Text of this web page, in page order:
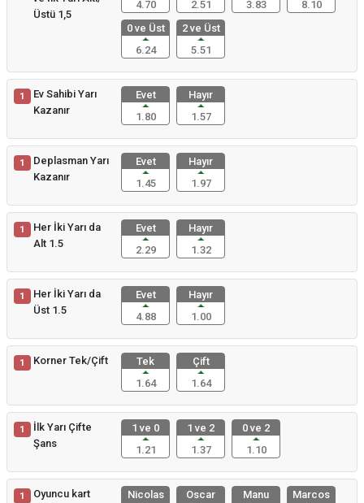
Üstü 1,5
4.70 2.51 3.83
8.10
0 ve Üst
6.24
2 ve Üst
5.51
1
Ev Sahibi Yarı
Kazanır
Evet
1.80
Hayır
1.57
1
Deplasman Yarı
Kazanır
Evet
1.45
Hayır
1.97
1
Her İki Yarı da
Alt 1.5
Evet
2.29
Hayır
1.32
1
Her İki Yarı da
Üst 1.5
Evet
4.88
Hayır
1.00
1 Korner Tek/Çift
Tek
1.64
Çift
1.64
1
İlk Yarı Çifte
Şans
1 ve 0
1.21
1 ve 2
1.37
0 ve 2
1.10
1
Oyuncu kart
Nicolas
Oscar
Manu
Marcos